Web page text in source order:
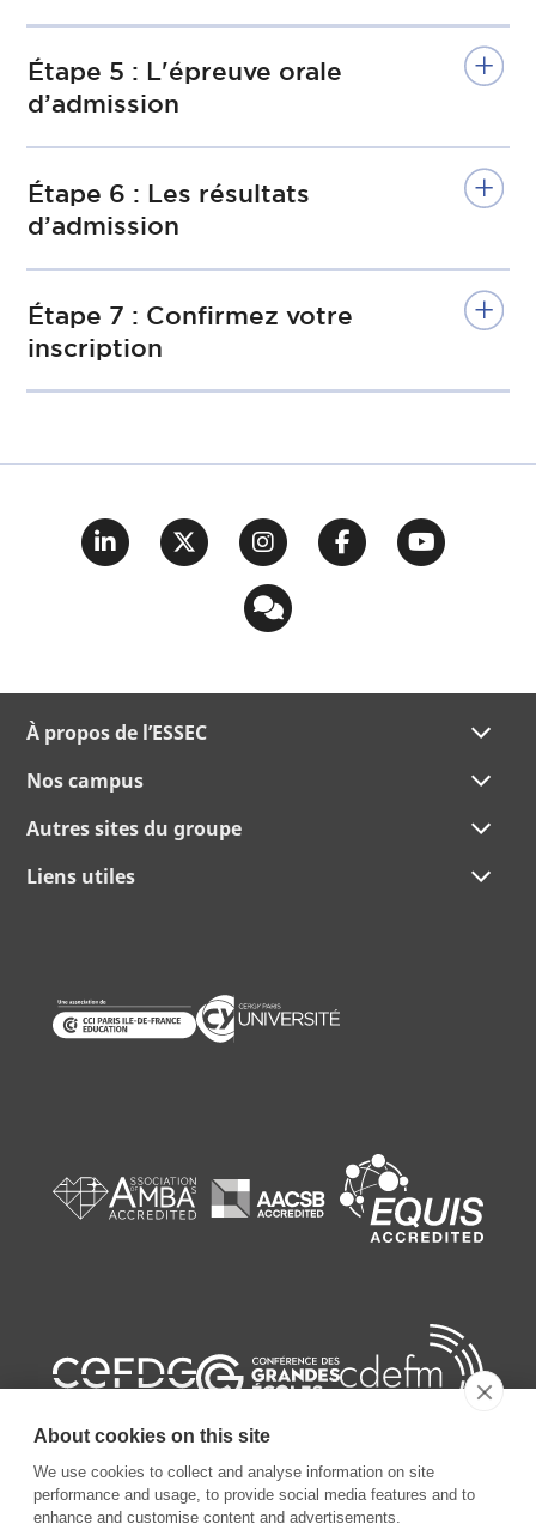
Étape 5 : L'épreuve orale
d’admission
Étape 6 : Les résultats
d’admission
Étape 7 : Confirmez votre
inscription
À propos de l’ESSEC
Nos campus
Autres sites du groupe
Liens utiles
About cookies on this site
We use cookies to collect and analyse information on site
performance and usage, to provide social media features and to
enhance and customise content and advertisements.